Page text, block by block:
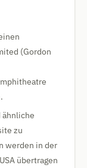
(Gordon
ähnliche
zu
werden in der
übertragen